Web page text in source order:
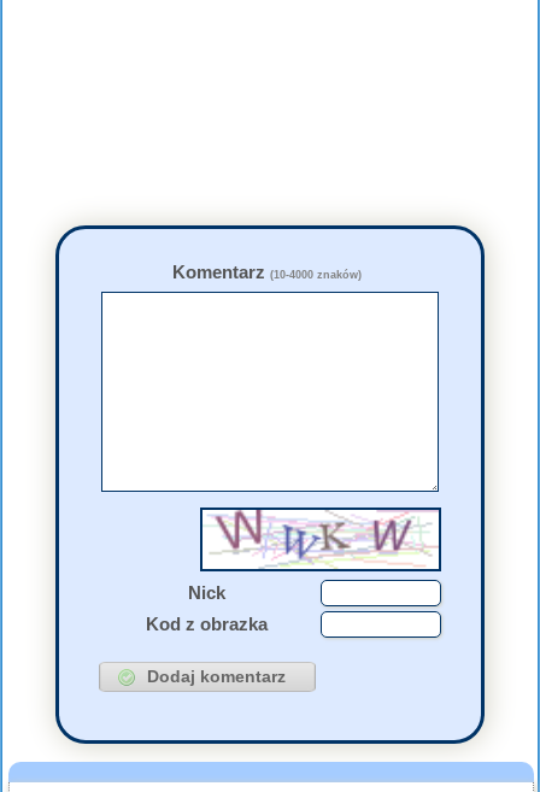
Komentarz (10-4000 znaków)
Nick
Kod z obrazka